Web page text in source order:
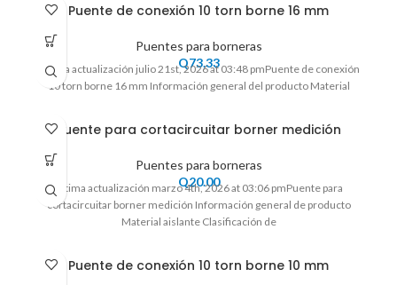
Puente de conexión 10 torn borne 16 mm
Puentes para borneras
Q73.33
Ultima actualización julio 21st, 2026 at 03:48 pmPuente de conexión
10 torn borne 16 mm Información general del producto Material
Puente para cortacircuitar borner medición
Puentes para borneras
Q20.00
Ultima actualización marzo 4th, 2026 at 03:06 pmPuente para
cortacircuitar borner medición Información general de producto
Material aislante Clasificación de
Puente de conexión 10 torn borne 10 mm